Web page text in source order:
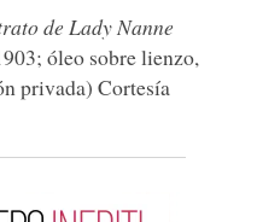
de Lady Nanne
óleo sobre lienzo,
privada) Cortesía